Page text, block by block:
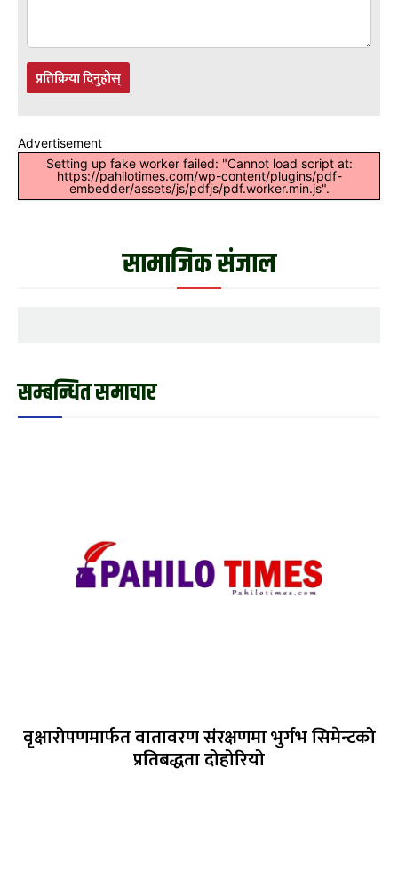
प्रतिक्रिया दिनुहोस्
Advertisement
Setting up fake worker failed: "Cannot load script at:
https://pahilotimes.com/wp-content/plugins/pdf-
embedder/assets/js/pdfjs/pdf.worker.min.js".
सामाजिक संजाल
सम्बन्धित समाचार
वृक्षारोपणमार्फत वातावरण संरक्षणमा भुर्गभ सिमेन्टको
प्रतिबद्धता दोहोरियो